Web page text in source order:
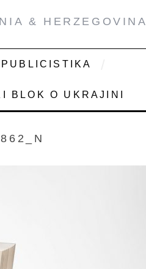
& HERZEGOVINA
PUBLICISTIKA
BLOK O UKRAJINI